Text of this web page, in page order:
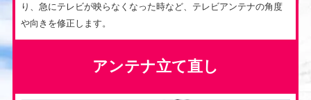
り、急にテレビが映らなくなった時など、テレビアンテナの角度
や向きを修正します。
アンテナ立て直し